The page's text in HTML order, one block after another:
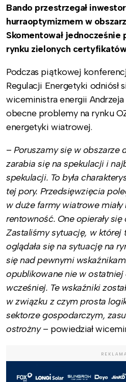
Bando przestrzegał
hurraoptymizmem w
Skomentował jednocześnie
rynku zielonych
Podczas piątkowej
Regulacji Energetyki odniósł
wiceministra energii
obecne problemy na rynku
energetyki wiatrowej.
– Poruszamy się w obszarze
zarabia się na spekulacji i
spekulacji. To była
tej pory. Przedsięwzięcia
w duże farmy wiatrowe
rentowność. One opierały
Zastaliśmy sytuację, w
oglądała się na sytuację na
się nad pewnymi
opublikowane nie w ostatniej
wcześniej. Te wskaźniki
w związku z czym prosta
sektorze gospodarczym,
ostrożny– powiedział
REKLAMA